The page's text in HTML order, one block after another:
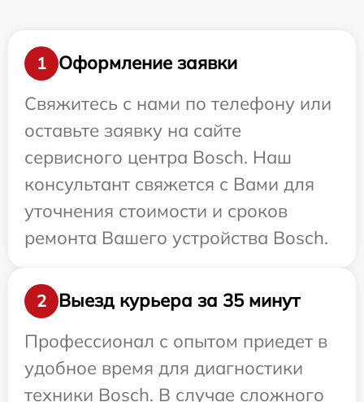
1
Оформление заявки
Свяжитесь с нами по телефону или
оставьте заявку на сайте
сервисного центра Bosch. Наш
консультант свяжется с Вами для
уточнения стоимости и сроков
ремонта Вашего устройства Bosch.
2
Выезд курьера за 35 минут
Профессионал с опытом приедет в
удобное время для диагностики
техники Bosch. В случае сложного